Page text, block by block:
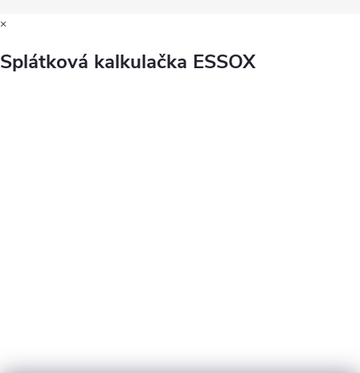
×
Splátková kalkulačka ESSOX